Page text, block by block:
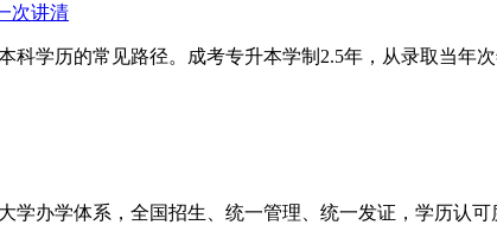
次讲清
科学历的常见路径。成考专升本学制2.5年，从录取当年
学办学体系，全国招生、统一管理、统一发证，学历认